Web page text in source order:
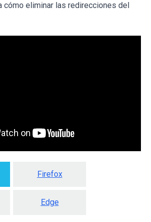
cómo eliminar las redirecciones del
Firefox
Edge